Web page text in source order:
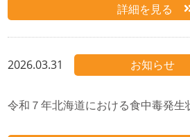
詳細を見る
2026.03.31 お知らせ
令和７年北海道における食中毒発生